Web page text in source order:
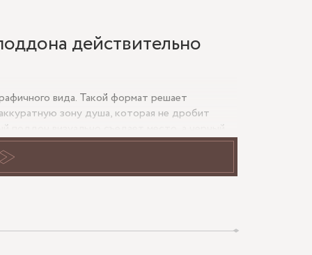
действительно
вида. Такой формат решает
зону душа, которая не дробит
плитки, камня или микроцемента.
уклон к трапу, а стекло — точный
моменты не проверить на замере, вода